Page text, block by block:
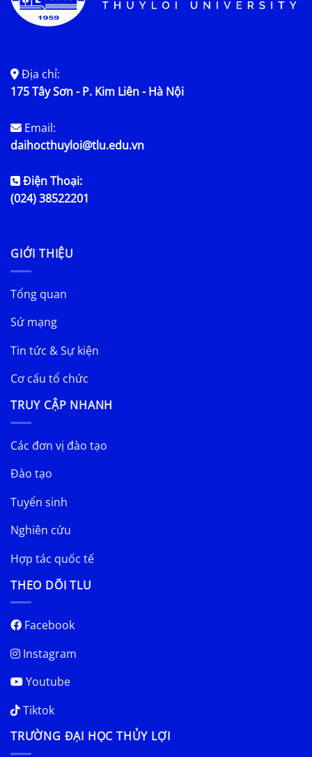
Địa chỉ:
175 Tây Sơn - P. Kim Liên - Hà Nội
Email:
daihocthuyloi@tlu.edu.vn
Điện Thoại:
(024) 38522201
GIỚI THIỆU
Tổng quan
Sứ mạng
Tin tức & Sự kiện
Cơ cấu tổ chức
TRUY CẬP NHANH
Các đơn vị đào tạo
Đào tạo
Tuyển sinh
Nghiên cứu
Hợp tác quốc tế
THEO DÕI TLU
Facebook
Instagram
Youtube
Tiktok
TRƯỜNG ĐẠI HỌC THỦY LỢI